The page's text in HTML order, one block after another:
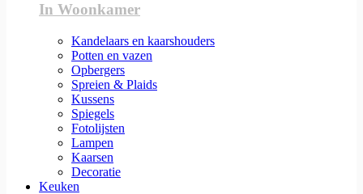
In Woonkamer
Kandelaars en kaarshouders
Potten en vazen
Opbergers
Spreien & Plaids
Kussens
Spiegels
Fotolijsten
Lampen
Kaarsen
Decoratie
Keuken